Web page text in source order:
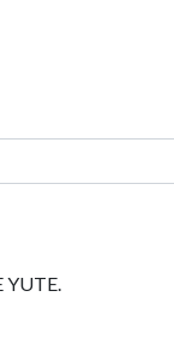
YUTE.